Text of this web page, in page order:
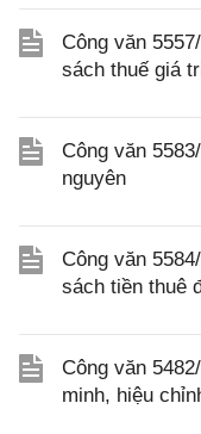
Công văn
sách thuế giá
Công văn
nguyên
Công văn
sách tiền thuê
Công văn
minh, hiệu